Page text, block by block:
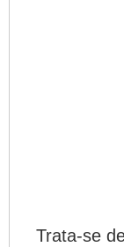
Trata-se